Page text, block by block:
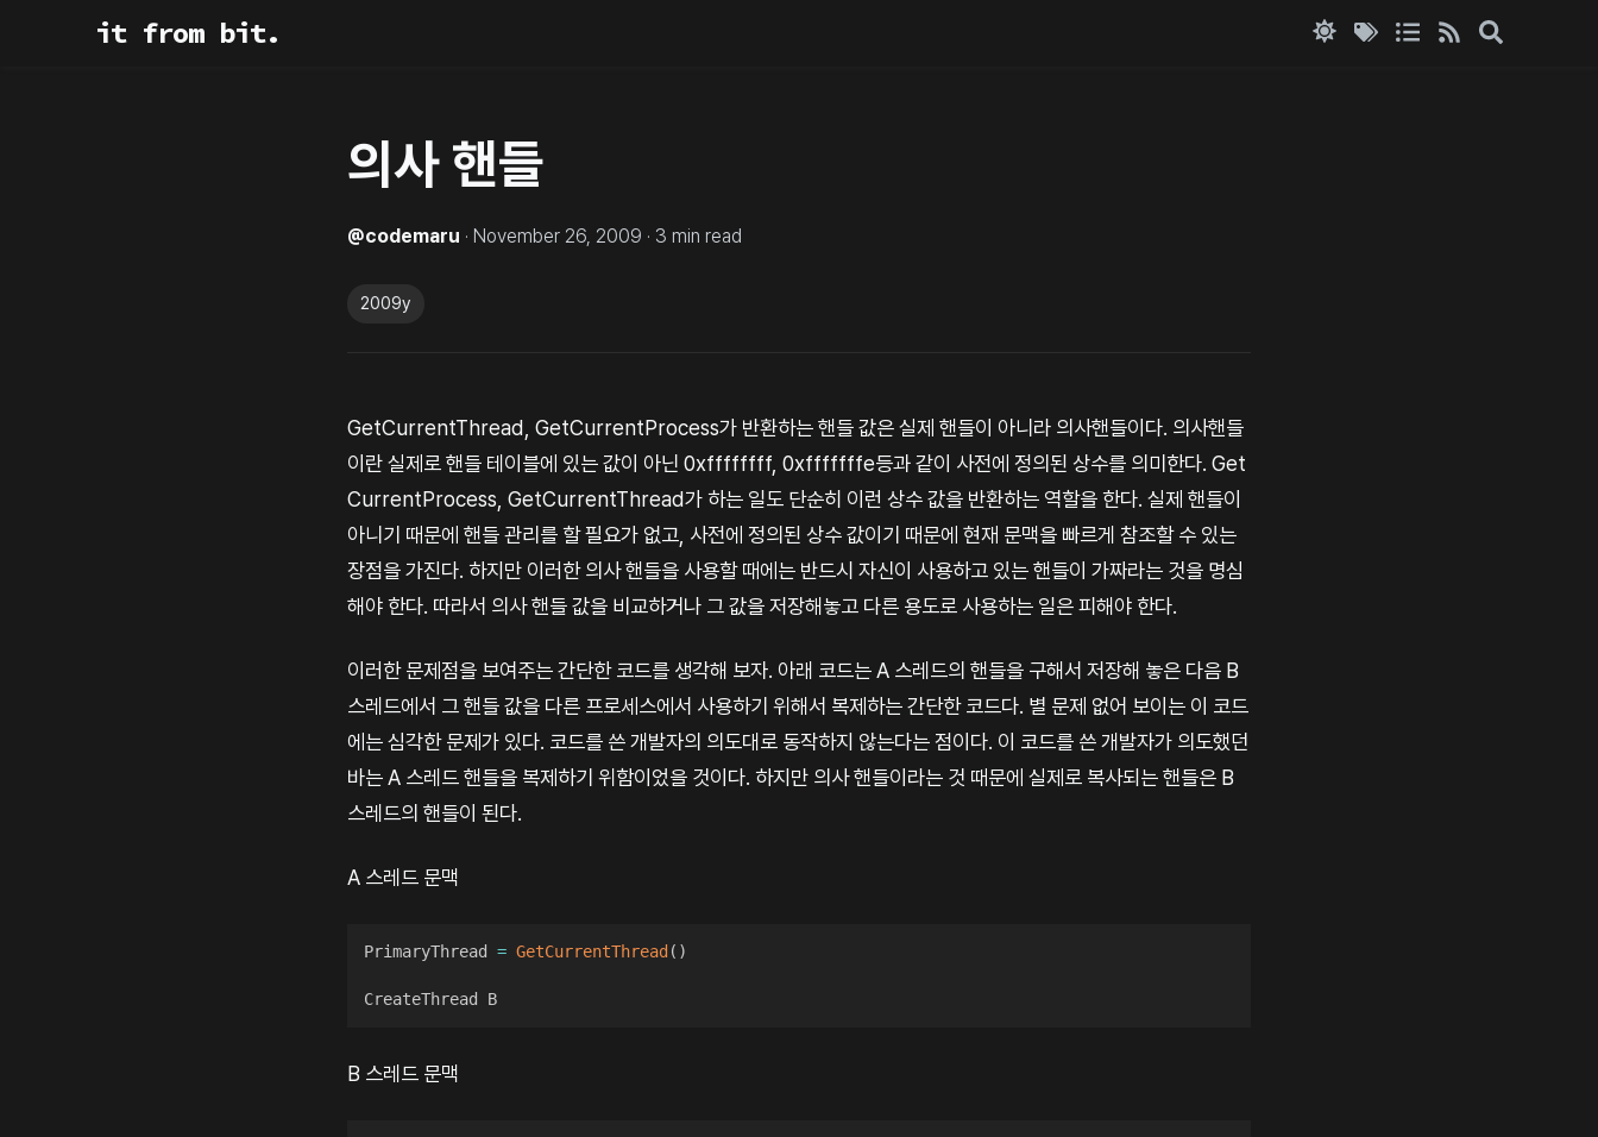
it from bit.
의사 핸들
@codemaru · November 26, 2009 · 3 min read
2009y
GetCurrentThread, GetCurrentProcess가 반환하는 핸들 값은 실제 핸들이 아니라 의사핸들이다. 의사핸들
이란 실제로 핸들 테이블에 있는 값이 아닌 0xffffffff, 0xfffffffe등과 같이 사전에 정의된 상수를 의미한다. Get
CurrentProcess, GetCurrentThread가 하는 일도 단순히 이런 상수 값을 반환하는 역할을 한다. 실제 핸들이
아니기 때문에 핸들 관리를 할 필요가 없고, 사전에 정의된 상수 값이기 때문에 현재 문맥을 빠르게 참조할 수 있는
장점을 가진다. 하지만 이러한 의사 핸들을 사용할 때에는 반드시 자신이 사용하고 있는 핸들이 가짜라는 것을 명심
해야 한다. 따라서 의사 핸들 값을 비교하거나 그 값을 저장해놓고 다른 용도로 사용하는 일은 피해야 한다.
이러한 문제점을 보여주는 간단한 코드를 생각해 보자. 아래 코드는 A 스레드의 핸들을 구해서 저장해 놓은 다음 B
스레드에서 그 핸들 값을 다른 프로세스에서 사용하기 위해서 복제하는 간단한 코드다. 별 문제 없어 보이는 이 코드
에는 심각한 문제가 있다. 코드를 쓴 개발자의 의도대로 동작하지 않는다는 점이다. 이 코드를 쓴 개발자가 의도했던
바는 A 스레드 핸들을 복제하기 위함이었을 것이다. 하지만 의사 핸들이라는 것 때문에 실제로 복사되는 핸들은 B
스레드의 핸들이 된다.
A 스레드 문맥
PrimaryThread = GetCurrentThread ( )
CreateThread B
B 스레드 문맥